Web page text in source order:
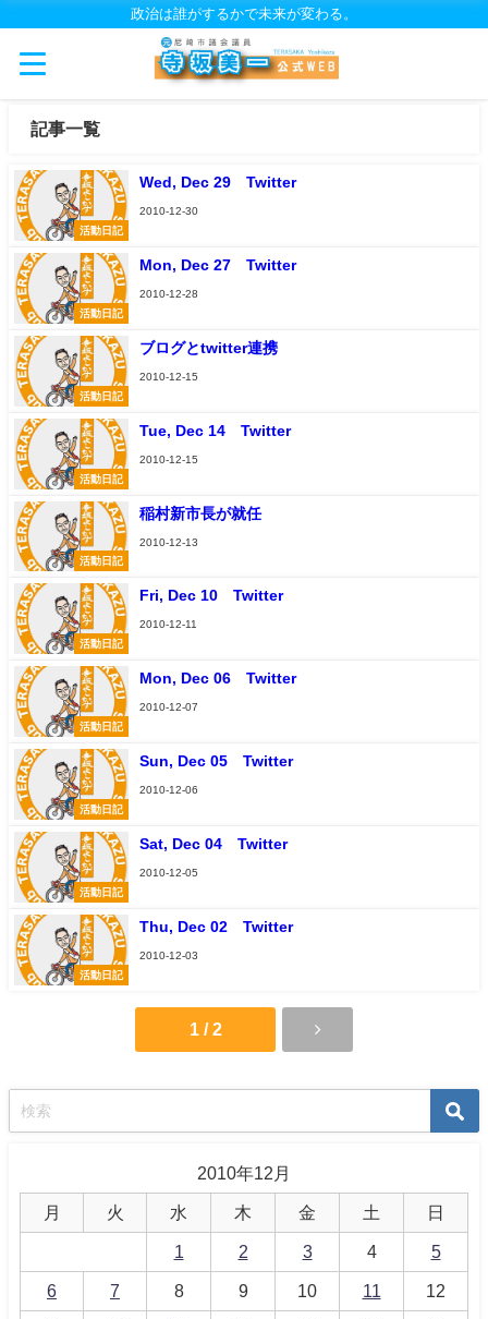
政治は誰がするかで未来が変わる。
記事一覧
活動日記
Wed, Dec 29 Twitter
2010-12-30
活動日記
Mon, Dec 27 Twitter
2010-12-28
活動日記
ブログとtwitter連携
2010-12-15
活動日記
Tue, Dec 14 Twitter
2010-12-15
活動日記
稲村新市長が就任
2010-12-13
活動日記
Fri, Dec 10 Twitter
2010-12-11
活動日記
Mon, Dec 06 Twitter
2010-12-07
活動日記
Sun, Dec 05 Twitter
2010-12-06
活動日記
Sat, Dec 04 Twitter
2010-12-05
活動日記
Thu, Dec 02 Twitter
2010-12-03
1 / 2
2010年12月
月 火 水 木 金 土 日
1 2 3 4 5
6 7 8 9 10 11 12